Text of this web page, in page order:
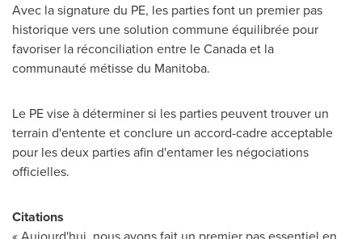
Avec lasignature du PE, les parties font un premier pas
historique vers une solution commune équilibrée pour
favoriser la réconciliation entre leCanadaet la
communauté métisse du Manitoba.
Le PE vise à déterminer si les parties peuvent trouver un
terrain d'entente et conclure un accord-cadre acceptable
pour les deux parties afin d'entamer les négociations
officielles.
Citations